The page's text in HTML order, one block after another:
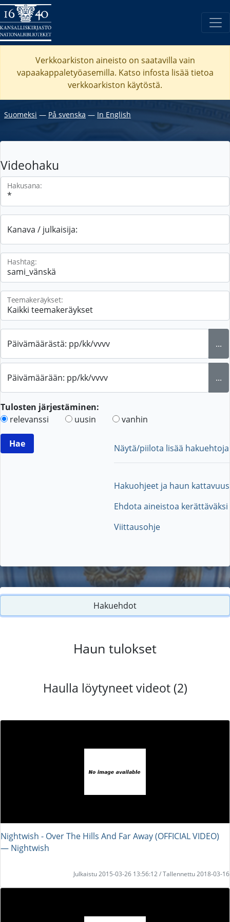
Verkkoarkiston aineisto on saatavilla vain
vapaakappaletyöasemilla. Katso infosta lisää tietoa
verkkoarkiston käytöstä.
Suomeksi ― På svenska ― In English
Videohaku
Hakusana:
Kanava / julkaisija:
Hashtag:
Teemakeräykset:
Päivämäärästä: pp/kk/vvvv ...
Päivämäärään: pp/kk/vvvv ...
Tulosten järjestäminen:
relevanssi
uusin vanhin
Näytä/piilota lisää hakuehtoja
Hakuohjeet ja haun kattavuus
Ehdota aineistoa kerättäväksi
Viittausohje
Hakuehdot
Haun tulokset
Haulla löytyneet videot (2)
Nightwish - Over The Hills And Far Away (OFFICIAL VIDEO)
― Nightwish
Julkaistu 2015-03-26 13:56:12 / Tallennettu 2018-03-16